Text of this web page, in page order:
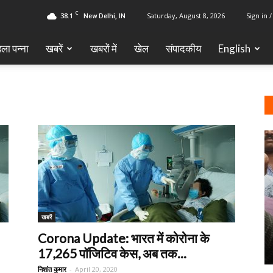
38.1 C New Delhi, IN Saturday, August 8, 2026 Sign in /
पन्ना खबरें खबरों में खेल ‎संपादकीय English
खबरें
Corona Update: भारत में कोरोना के
17,265 पॉजिटिव केस, अब तक...
निशांत कुमार - April 20, 2020